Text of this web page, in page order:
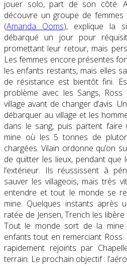
jouer solo, part de son côté.
découvre un groupe de femmes
(Amanda Ooms), explique la
débarqué un jour pour
promettant leur retour, mais
Les femmes encore présentes
les enfants restants, mais elles
de résistance est bientôt fini.
problème avec les Sangs,
village avant de changer d’avis.
débarquer au village et les
dans le sang, puis partent
mine où les 5 tonnes de
chargées. Vilain ordonne qu’on
de quitter les lieux, pendant que
l’extérieur. Ils réussissent à
sauver les villageois, mais très
entendre et tout le monde se
mine. Quelques instants après
ratée de Jensen, Trench les
Tout le monde sort de la
enfants tout en remerciant
rapidement rejoints par
terrain. Le prochain objectif :